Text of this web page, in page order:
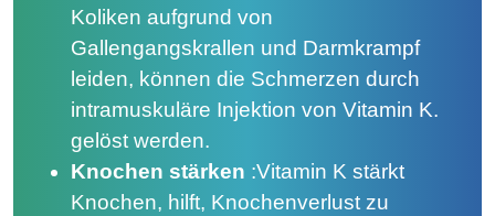
Koliken aufgrund von
Gallengangskrallen und Darmkrampf
leiden, können die Schmerzen durch
intramuskuläre Injektion von Vitamin K.
gelöst werden.
Knochen stärken :Vitamin K stärkt
Knochen, hilft, Knochenverlust zu